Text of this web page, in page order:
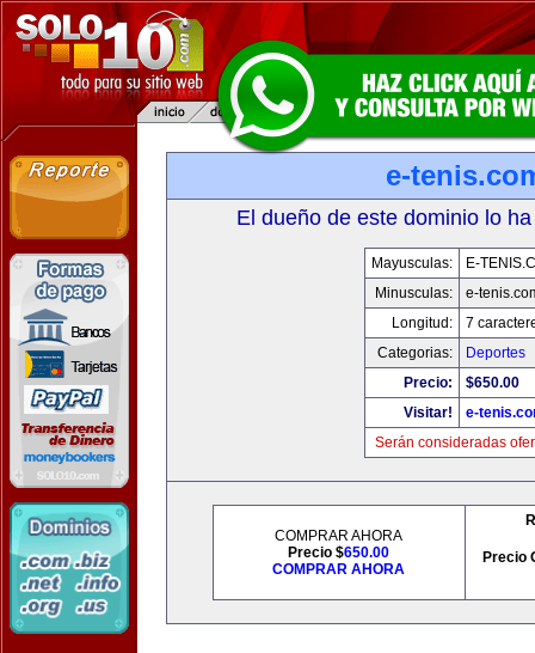
e-
El dueño de este dominio lo
Mayusculas:
E-
Minusculas:
e-
Longitud:
7
Categorias:
Deportes
Precio:
$650.00
Visitar!
e-
Serán consideradas
COMPRAR AHORA
Precio $650.00
COMPRAR AHORA
Precio